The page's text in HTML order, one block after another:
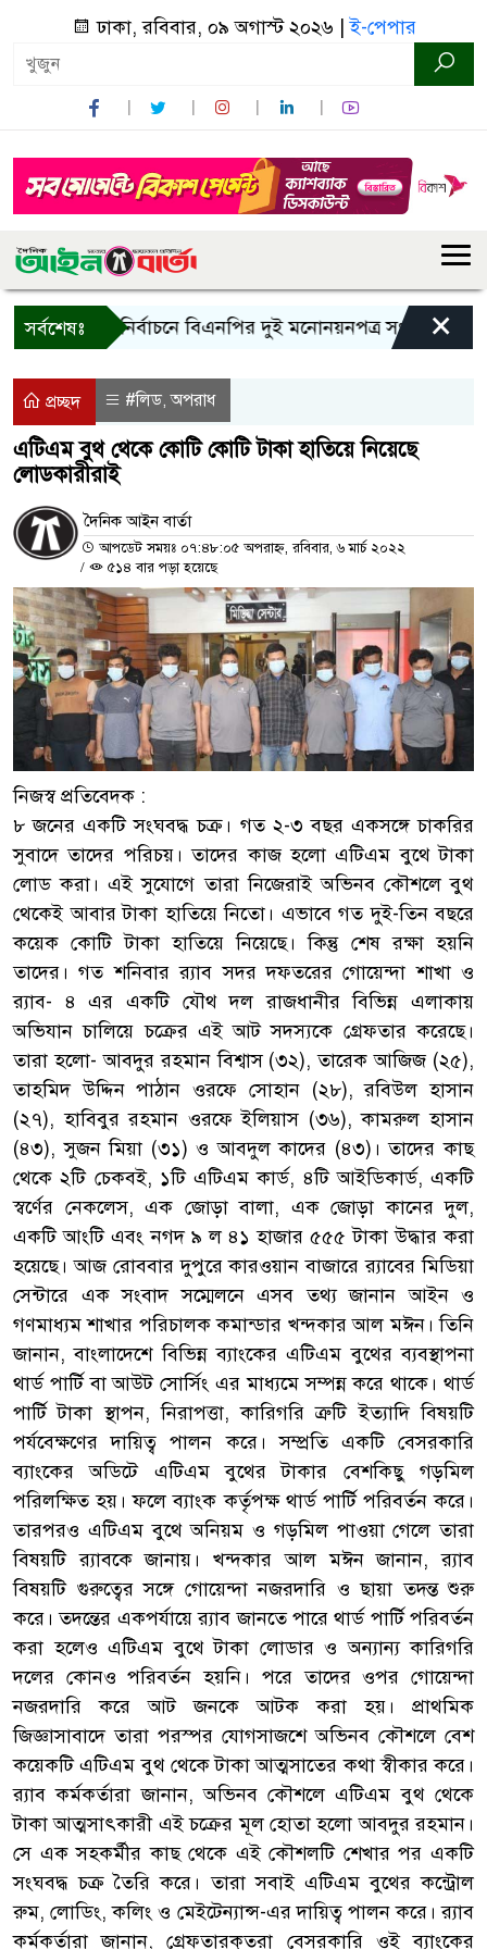
ঢাকা, রবিবার, ০৯ অগাস্ট ২০২৬ |ই-পেপার
সর্বশেষঃ
রাষ্ট্রপতি নির্বাচনে বিএনপির দুই মনোনয়নপত্র সংগ্রহ কাল
×
প্রচ্ছদ #লিড,অপরাধ
এটিএম বুথ থেকে কোটি কোটি টাকা হাতিয়ে নিয়েছে
লোডকারীরাই
দৈনিক আইন বার্তা
আপডেট সময়ঃ ০৭:৪৮:০৫ অপরাহ্ন, রবিবার, ৬ মার্চ ২০২২
/
৫১৪ বার পড়া হয়েছে
নিজস্ব প্রতিবেদক :
৮ জনের একটি সংঘবদ্ধ চক্র। গত ২-৩ বছর একসঙ্গে চাকরির
সুবাদে তাদের পরিচয়। তাদের কাজ হলো এটিএম বুথে টাকা
লোড করা। এই সুযোগে তারা নিজেরাই অভিনব কৌশলে বুথ
থেকেই আবার টাকা হাতিয়ে নিতো। এভাবে গত দুই-তিন বছরে
কয়েক কোটি টাকা হাতিয়ে নিয়েছে। কিন্তু শেষ রক্ষা হয়নি
তাদের। গত শনিবার র‌্যাব সদর দফতরের গোয়েন্দা শাখা ও
র‌্যাব- ৪ এর একটি যৌথ দল রাজধানীর বিভিন্ন এলাকায়
অভিযান চালিয়ে চক্রের এই আট সদস্যকে গ্রেফতার করেছে।
তারা হলো- আবদুর রহমান বিশ্বাস (৩২), তারেক আজিজ (২৫),
তাহমিদ উদ্দিন পাঠান ওরফে সোহান (২৮), রবিউল হাসান
(২৭), হাবিবুর রহমান ওরফে ইলিয়াস (৩৬), কামরুল হাসান
(৪৩), সুজন মিয়া (৩১) ও আবদুল কাদের (৪৩)। তাদের কাছ
থেকে ২টি চেকবই, ১টি এটিএম কার্ড, ৪টি আইডিকার্ড, একটি
স্বর্ণের নেকলেস, এক জোড়া বালা, এক জোড়া কানের দুল,
একটি আংটি এবং নগদ ৯ ল ৪১ হাজার ৫৫৫ টাকা উদ্ধার করা
হয়েছে। আজ রোববার দুপুরে কারওয়ান বাজারে র‌্যাবের মিডিয়া
সেন্টারে এক সংবাদ সম্মেলনে এসব তথ্য জানান আইন ও
গণমাধ্যম শাখার পরিচালক কমান্ডার খন্দকার আল মঈন। তিনি
জানান, বাংলাদেশে বিভিন্ন ব্যাংকের এটিএম বুথের ব্যবস্থাপনা
থার্ড পার্টি বা আউট সোর্সিং এর মাধ্যমে সম্পন্ন করে থাকে। থার্ড
পার্টি টাকা স্থাপন, নিরাপত্তা, কারিগরি ত্রুটি ইত্যাদি বিষয়টি
পর্যবেক্ষণের দায়িত্ব পালন করে। সম্প্রতি একটি বেসরকারি
ব্যাংকের অডিটে এটিএম বুথের টাকার বেশকিছু গড়মিল
পরিলক্ষিত হয়। ফলে ব্যাংক কর্তৃপক্ষ থার্ড পার্টি পরিবর্তন করে।
তারপরও এটিএম বুথে অনিয়ম ও গড়মিল পাওয়া গেলে তারা
বিষয়টি র‌্যাবকে জানায়। খন্দকার আল মঈন জানান, র‌্যাব
বিষয়টি গুরুত্বের সঙ্গে গোয়েন্দা নজরদারি ও ছায়া তদন্ত শুরু
করে। তদন্তের একপর্যায়ে র‌্যাব জানতে পারে থার্ড পার্টি পরিবর্তন
করা হলেও এটিএম বুথে টাকা লোডার ও অন্যান্য কারিগরি
দলের কোনও পরিবর্তন হয়নি। পরে তাদের ওপর গোয়েন্দা
নজরদারি করে আট জনকে আটক করা হয়। প্রাথমিক
জিজ্ঞাসাবাদে তারা পরস্পর যোগসাজশে অভিনব কৌশলে বেশ
কয়েকটি এটিএম বুথ থেকে টাকা আত্মসাতের কথা স্বীকার করে।
র‌্যাব কর্মকর্তারা জানান, অভিনব কৌশলে এটিএম বুথ থেকে
টাকা আত্মসাৎকারী এই চক্রের মূল হোতা হলো আবদুর রহমান।
সে এক সহকর্মীর কাছ থেকে এই কৌশলটি শেখার পর একটি
সংঘবদ্ধ চক্র তৈরি করে। তারা সবাই এটিএম বুথের কন্ট্রোল
রুম, লোডিং, কলিং ও মেইটেন্যান্স-এর দায়িত্ব পালন করে। র‌্যাব
কর্মকর্তারা জানান, গ্রেফতারকৃতরা বেসরকারি ওই ব্যাংকের